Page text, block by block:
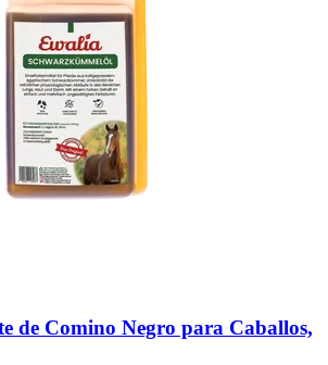
de Comino Negro para Caballos,